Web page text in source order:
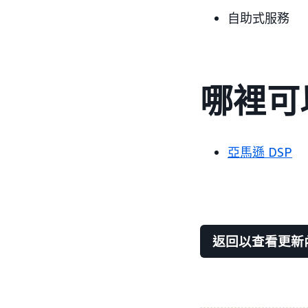
自助式服務
哪裡
亞馬遜 DSP
返回以查看更新